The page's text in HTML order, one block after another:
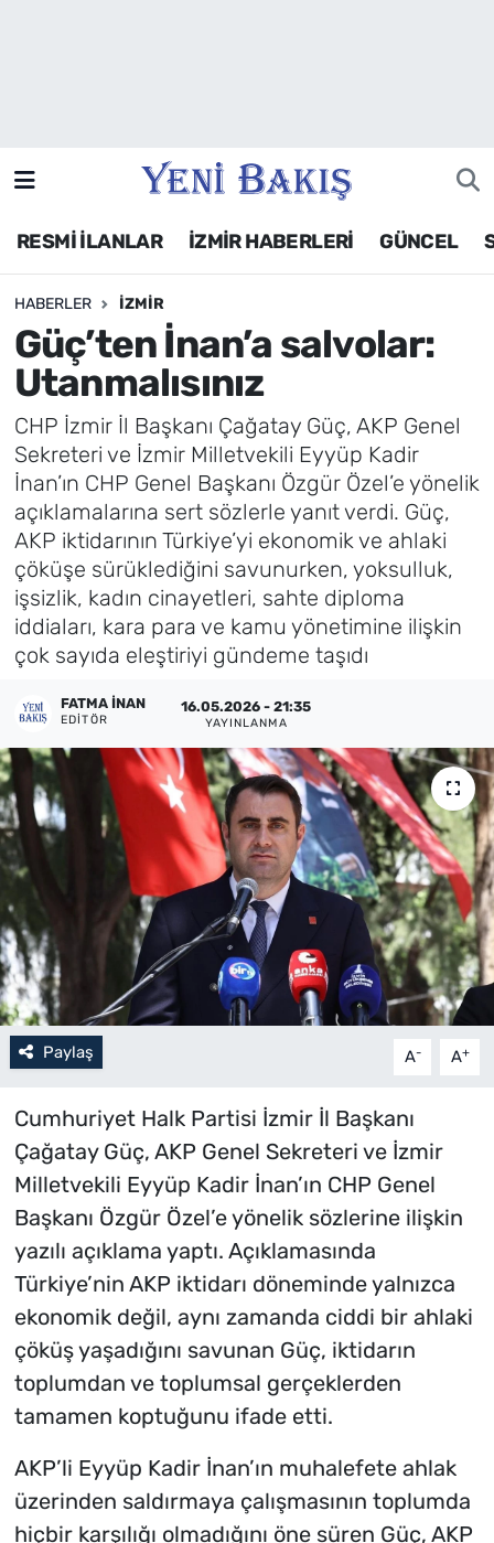
RESMİ İLANLAR İZMİR HABERLERİ GÜNCEL
HABERLER İZMIR
Güç’ten İnan’a salvolar:
Utanmalısınız
CHP İzmir İl Başkanı Çağatay Güç, AKP Genel
Sekreteri ve İzmir Milletvekili Eyyüp Kadir
İnan’ın CHP Genel Başkanı Özgür Özel’e yönelik
açıklamalarına sert sözlerle yanıt verdi. Güç,
AKP iktidarının Türkiye’yi ekonomik ve ahlaki
çöküşe sürüklediğini savunurken, yoksulluk,
işsizlik, kadın cinayetleri, sahte diploma
iddiaları, kara para ve kamu yönetimine ilişkin
çok sayıda eleştiriyi gündeme taşıdı
FATMA İNAN
EDITÖR
16.05.2026 - 21:35
YAYINLANMA
Paylaş A- A+
Cumhuriyet Halk Partisi İzmir İl Başkanı
Çağatay Güç, AKP Genel Sekreteri ve İzmir
Milletvekili Eyyüp Kadir İnan’ın CHP Genel
Başkanı Özgür Özel’e yönelik sözlerine ilişkin
yazılı açıklama yaptı. Açıklamasında
Türkiye’nin AKP iktidarı döneminde yalnızca
ekonomik değil, aynı zamanda ciddi bir ahlaki
çöküş yaşadığını savunan Güç, iktidarın
toplumdan ve toplumsal gerçeklerden
tamamen koptuğunu ifade etti.
AKP’li Eyyüp Kadir İnan’ın muhalefete ahlak
üzerinden saldırmaya çalışmasının toplumda
hiçbir karşılığı olmadığını öne süren Güç, AKP
Siyaset
Asayiş / Polis-Adliye
Spor
Magazin
Foto Galeri
Künye
İletişim